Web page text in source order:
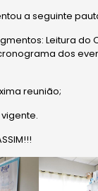
a seguinte
Leitura do
dos
reunião;